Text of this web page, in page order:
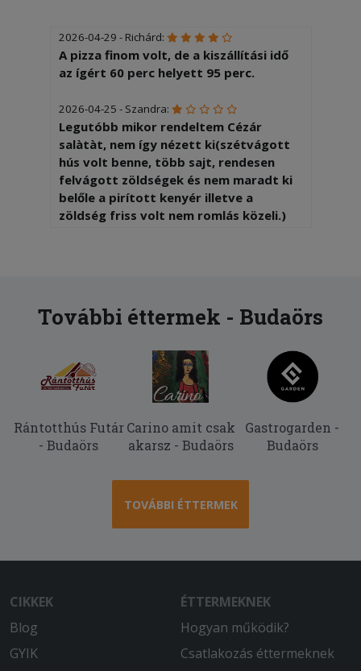
2026-04-29 - Richárd:
A pizza finom volt, de a kiszállítási idő
az ígért 60 perc helyett 95 perc.
2026-04-25 - Szandra:
Legutóbb mikor rendeltem Cézár
salàtàt, nem így nézett ki(szétvágott
hús volt benne, több sajt, rendesen
felvágott zöldségek és nem maradt ki
belőle a pirított kenyér illetve a
zöldség friss volt nem romlás közeli.)
Nagyon finom, és kérésemre a húst
külön csomagolták.
Minden jó volt időben hozták.
Szeretek innen rendelni. Az adagok
nagyok és finomak, korrekt az étterem.
csülök volt, hanem szinte csak sovány
részei voltak. szénsavas ásványvizet
kértem, de menteset kaptam.
További éttermek - Budaörs
Rántotthús Futár
- Budaörs
Carino amit csak
akarsz - Budaörs
Gastrogarden -
Budaörs
TOVÁBBI ÉTTERMEK
CIKKEK
Blog
GYIK
ÉTTERMEKNEK
Hogyan működik?
Csatlakozás éttermeknek